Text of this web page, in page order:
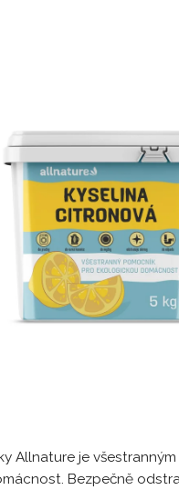
Allnature je všestranným
Bezpečně